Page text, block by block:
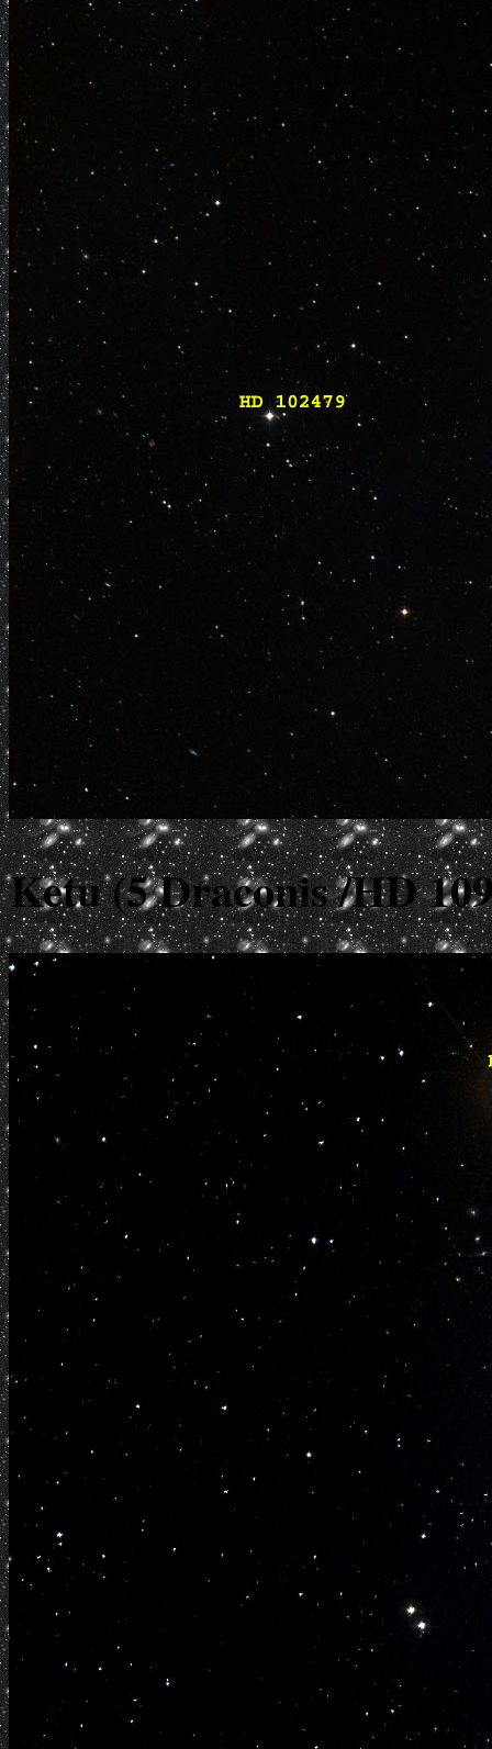
Ketu (5 Draconis /HD